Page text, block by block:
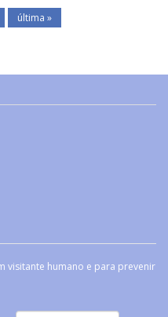
última »
visitante humano e para prevenir